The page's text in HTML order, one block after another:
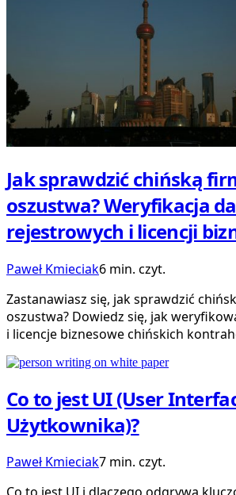
Jak sprawdzić chińską
oszustwa? Weryfikacja
rejestrowych i licencji
Paweł Kmieciak6 min. czyt.
Zastanawiasz się, jak sprawdzić
oszustwa? Dowiedz się, jak
i licencje biznesowe chińskich
Co to jest UI (User
Użytkownika)?
Paweł Kmieciak7 min. czyt.